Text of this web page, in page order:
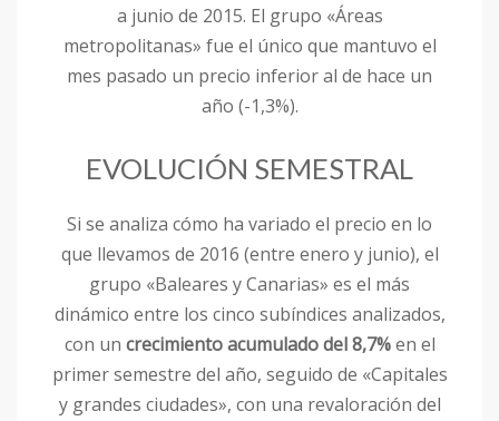
a junio de 2015. El grupo «Áreas
metropolitanas» fue el único que mantuvo el
mes pasado un precio inferior al de hace un
año (-1,3%).
EVOLUCIÓN SEMESTRAL
Si se analiza cómo ha variado el precio en lo
que llevamos de 2016 (entre enero y junio), el
grupo «Baleares y Canarias» es el más
dinámico entre los cinco subíndices analizados,
con un crecimiento acumulado del 8,7%en el
primer semestre del año, seguido de «Capitales
y grandes ciudades», con una revaloración del